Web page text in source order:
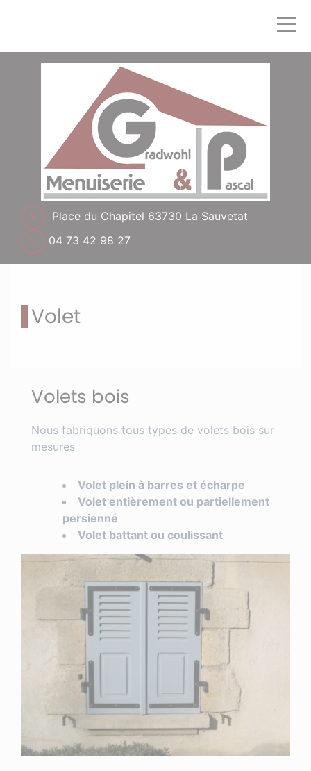
Place du Chapitel 63730 La Sauvetat
04 73 42 98 27
Volet
Volets bois
Nous fabriquons tous types de volets bois sur
mesures
Volet plein à barres et écharpe
Volet entièrement ou partiellement
persienné
Volet battant ou coulissant